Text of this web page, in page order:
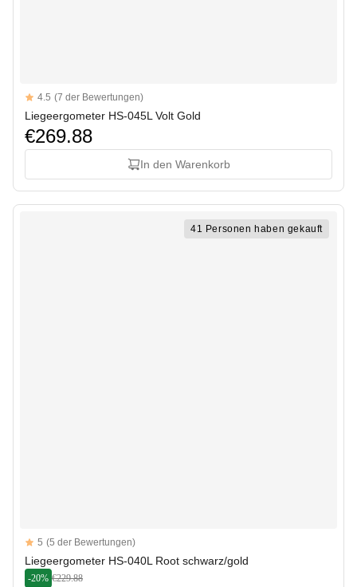
Reviews
4.5 out of 5 stars
4.5 (7 der Bewertungen)
Liegeergometer HS-045L Volt Gold
€269.88
In den Warenkorb
41 Personen haben gekauft
Reviews
5 out of 5 stars
5 (5 der Bewertungen)
Liegeergometer HS-040L Root schwarz/gold
-20% €229.88